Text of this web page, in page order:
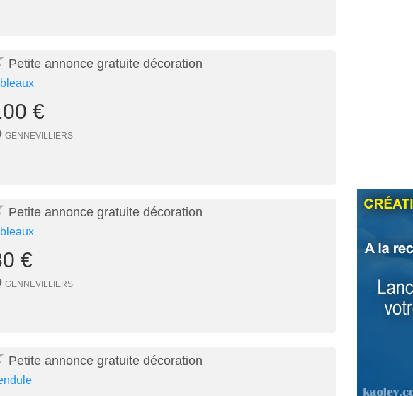
Petite annonce gratuite décoration
€
GENNEVILLIERS
Petite annonce gratuite décoration
€
GENNEVILLIERS
Petite annonce gratuite décoration